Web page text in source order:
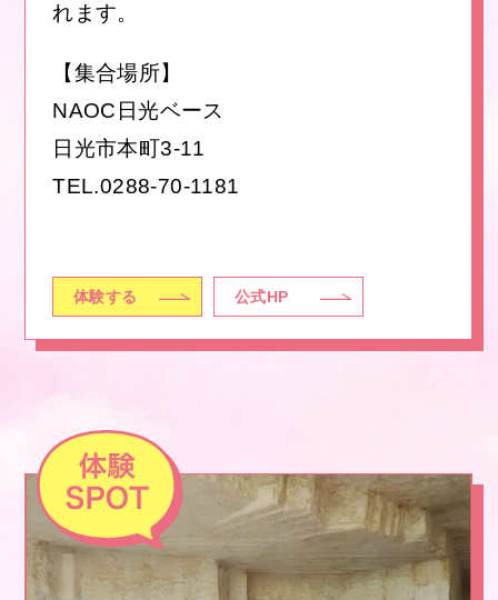
れます。
【集合場所】
NAOC日光ベース
日光市本町3-11
TEL.0288-70-1181
体験する 公式HP